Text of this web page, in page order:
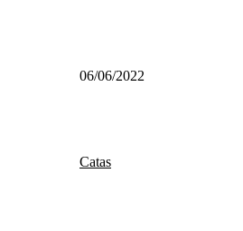
06/06/2022
Catas